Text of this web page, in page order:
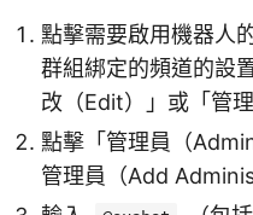
點擊需要啟用機器人
群組綁定的頻道的設
改（Edit）」或「管
點擊「管理員（
管理員（Add